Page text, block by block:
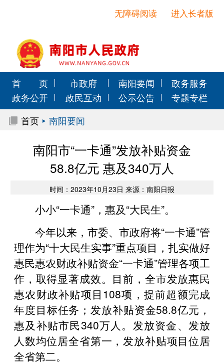
进入长者版
无障碍阅读
首 页 市政府 南阳要闻
政务服务
政务公开
政民互动 公示公告
专题专栏
首页
南阳要闻
南阳市“一卡通”发放补贴资金
58.8亿元 惠及340万人
时间：2023年10月23日 来源：南阳日报
小小“一卡通”，惠及“大民生”。
今年以来，市委、市政府将“一卡通”管
理作为“十大民生实事”重点项目，扎实做好
惠民惠农财政补贴资金“一卡通”管理各项工
作，取得显著成效。目前，全市发放惠民
惠农财政补贴项目108项，提前超额完成
年度目标任务；发放补贴资金58.8亿元，
惠及补贴市民340万人。发放资金、发放
人数均位居全省第一，发放补贴项目位居
全省第二。